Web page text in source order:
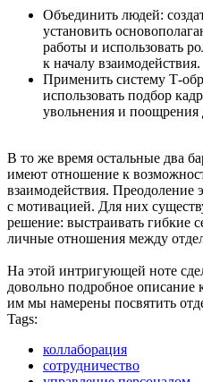
Объединить людей:
установить
работы и использовать
к началу взаимодействия.
Применить систему Т-
использовать подбор
увольнения и поощрения
В то же время остальные два
имеют отношение к
взаимодействия. Преодоление
с мотивацией. Для них
решение: выстраивать гибкие
личные отношения между
На этой интригующей ноте
довольно подробное описание
им мы намерены посвятить
Tags:
коллаборация
сотрудничество